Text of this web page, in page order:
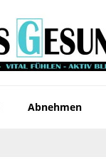
Abnehmen